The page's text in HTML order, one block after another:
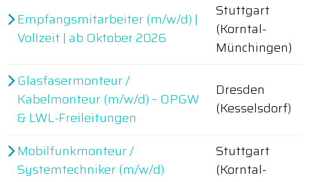
Empfangsmitarbeiter (m/w/d) |
Vollzeit | ab Oktober 2026
Stuttgart
(Korntal-
Münchingen)
Glasfasermonteur /
Kabelmonteur (m/w/d) – OPGW
& LWL-Freileitungen
Dresden
(Kesselsdorf)
Mobilfunkmonteur /
Systemtechniker (m/w/d)
Stuttgart
(Korntal-